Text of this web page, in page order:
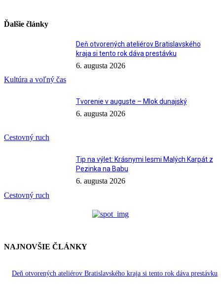
Ďalšie články
Kultúra a voľný čas
Deň otvorených ateliérov Bratislavského
kraja si tento rok dáva prestávku
6. augusta 2026
Cestovný ruch
Tvorenie v auguste – Mlok dunajský
6. augusta 2026
Cestovný ruch
Tip na výlet: Krásnymi lesmi Malých Karpát z
Pezinka na Babu
6. augusta 2026
NAJNOVŠIE ČLÁNKY
Deň otvorených ateliérov Bratislavského kraja si tento rok dáva prestávku